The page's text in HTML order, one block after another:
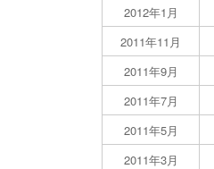
2012年1月
2011年11月
2011年9月
2011年7月
2011年5月
2011年3月